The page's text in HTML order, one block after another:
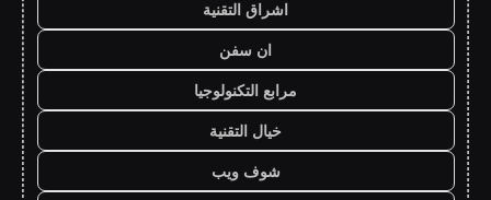
اشراق التقنية
ان سفن
مرابع التكنولوجيا
خيال التقنية
شوف ويب